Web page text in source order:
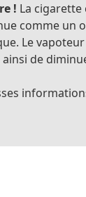
! La
comme un
Le
de